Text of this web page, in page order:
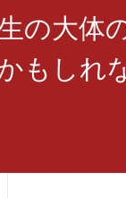
生の大体
もしれ